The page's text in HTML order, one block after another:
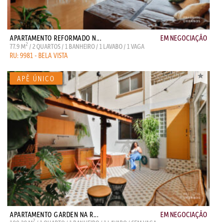
APARTAMENTO REFORMADO N... EM NEGOCIAÇÃO
77.9 M2 / 2 QUARTOS / 1 BANHEIRO / 1 LAVABO / 1 VAGA
RU: 9981 - BELA VISTA
APARTAMENTO GARDEN NA R... EM NEGOCIAÇÃO